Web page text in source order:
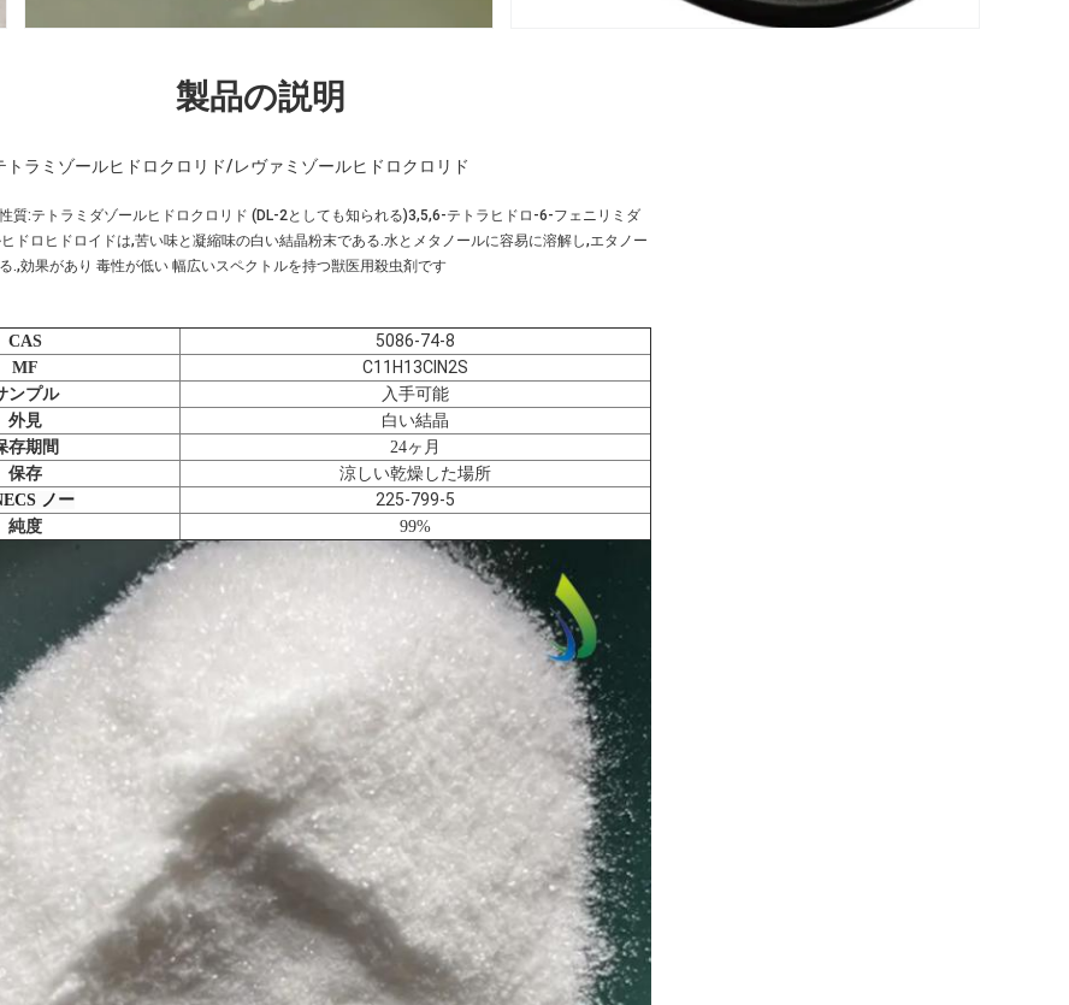
製品の説明
トラミゾールヒドロクロリド/レヴァミゾールヒドロクロリド
質:テトラミダゾールヒドロクロリド (DL-2としても知られる)3,5,6-テトラヒドロ-6-フェニリミダ
ドロヒドロイドは,苦い味と凝縮味の白い結晶粉末である.水とメタノールに容易に溶解し,エタノー
.,効果があり 毒性が低い 幅広いスペクトルを持つ獣医用殺虫剤です
CAS 5086-74-8
MF C11H13ClN2S
ンプル
入手可能
外見
白い結晶
存期間
24ヶ月
保存
涼しい乾燥した場所
ノー
225-799-5
純度 99%